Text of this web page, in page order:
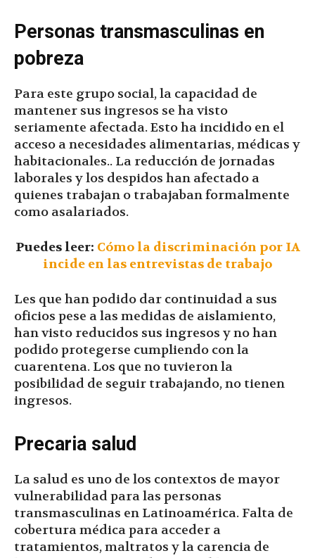
Personas transmasculinas en
pobreza
Para este grupo social, la capacidad de
mantener sus ingresos se ha visto
seriamente afectada. Esto ha incidido en el
acceso a necesidades alimentarias, médicas y
habitacionales.. La reducción de jornadas
laborales y los despidos han afectado a
quienes trabajan o trabajaban formalmente
como asalariados.
Puedes leer: Cómo la discriminación por IA
incide en las entrevistas de trabajo
Les que han podido dar continuidad a sus
oficios pese a las medidas de aislamiento,
han visto reducidos sus ingresos y no han
podido protegerse cumpliendo con la
cuarentena. Los que no tuvieron la
posibilidad de seguir trabajando, no tienen
ingresos.
Precaria salud
La salud es uno de los contextos de mayor
vulnerabilidad para las personas
transmasculinas en Latinoamérica. Falta de
cobertura médica para acceder a
tratamientos, maltratos y la carencia de